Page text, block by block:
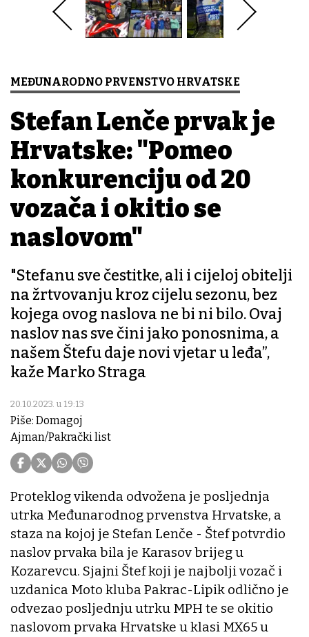
MEĐUNARODNO PRVENSTVO HRVATSKE
Stefan Lenče prvak je
Hrvatske: "Pomeo
konkurenciju od 20
vozača i okitio se
naslovom"
"Stefanu sve čestitke, ali i cijeloj obitelji
na žrtvovanju kroz cijelu sezonu, bez
kojega ovog naslova ne bi ni bilo. Ovaj
naslov nas sve čini jako ponosnima, a
našem Štefu daje novi vjetar u leđa”,
kaže Marko Straga
20.10.2023. u 19:13
Piše: Domagoj
Ajman/Pakrački list
Proteklog vikenda odvožena je posljednja
utrka Međunarodnog prvenstva Hrvatske, a
staza na kojoj je Stefan Lenče - Štef potvrdio
naslov prvaka bila je Karasov brijeg u
Kozarevcu. Sjajni Štef koji je najbolji vozač i
uzdanica Moto kluba Pakrac-Lipik odlično je
odvezao posljednju utrku MPH te se okitio
naslovom prvaka Hrvatske u klasi MX65 u